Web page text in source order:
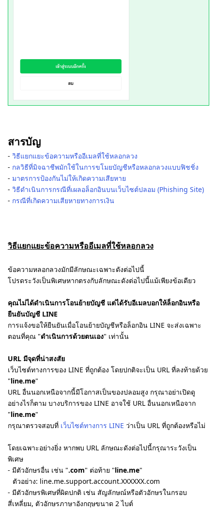
สารบัญ
- วิธีแยกแยะข้อความหรืออีเมลที่ใช้หลอกลวง
- กลวิธีที่มิจฉาชีพมักใช้ในการขโมยบัญชีหรือหลอกลวงแบบฟิชชิ่ง
- มาตรการป้องกันไม่ให้เกิดความเสียหาย
- วิธีดำเนินการกรณีที่เผลอล็อกอินบนเว็บไซต์ปลอม (Phishing Site)
- กรณีที่เกิดความเสียหายทางการเงิน
วิธีแยกแยะข้อความหรืออีเมลที่ใช้หลอกลวง
ข้อความหลอกลวงมักมีลักษณะเฉพาะดังต่อไปนี้
โปรดระวังเป็นพิเศษหากตรงกับลักษณะดังต่อไปนี้แม้เพียงข้อเดียว
คุณไม่ได้ดำเนินการโอนย้ายบัญชี แต่ได้รับอีเมลบอกให้ล็อกอินหรือ
ยืนยันบัญชี LINE
การแจ้งขอให้ยืนยันเมื่อโอนย้ายบัญชีหรือล็อกอิน LINE จะส่งเฉพาะ
ตอนที่คุณ "ดำเนินการด้วยตนเอง" เท่านั้น
URL มีจุดที่น่าสงสัย
เว็บไซต์ทางการของ LINE ที่ถูกต้อง โดยปกติจะเป็น URL ที่ลงท้ายด้วย
"line.me"
URL อื่นนอกเหนือจากนี้มีโอกาสเป็นของปลอมสูง กรุณาอย่าเปิดดู
อย่างไรก็ตาม บางบริการของ LINE อาจใช้ URL อื่นนอกเหนือจาก
"line.me"
กรุณาตรวจสอบที่ เว็บไซต์ทางการ LINE ว่าเป็น URL ที่ถูกต้องหรือไม่
โดยเฉพาะอย่างยิ่ง หากพบ URL ลักษณะดังต่อไปนี้กรุณาระวังเป็น
พิเศษ
- มีตัวอักษรอื่น เช่น ".com" ต่อท้าย "line.me"
ตัวอย่าง: line.me.support.account.XXXXXX.com
- มีตัวอักษรพิเศษที่ผิดปกติ เช่น สัญลักษณ์หรือตัวอักษรในกรอบ
สี่เหลี่ยม, ตัวอักษรภาษาอังกฤษขนาด 2 ไบต์